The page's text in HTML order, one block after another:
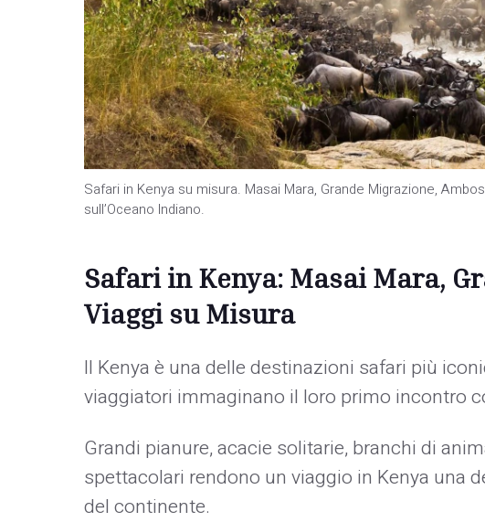
Safari in Kenya su misura. Masai Mara, Grande Migrazione,
sull’Oceano Indiano.
Safari in Kenya: Masai Mara,
Viaggi su Misura
Il Kenya è una delle destinazioni safari più
viaggiatori immaginano il loro primo incontro
Grandi pianure, acacie solitarie, branchi di
spettacolari rendono un viaggio in Kenya una
del continente.